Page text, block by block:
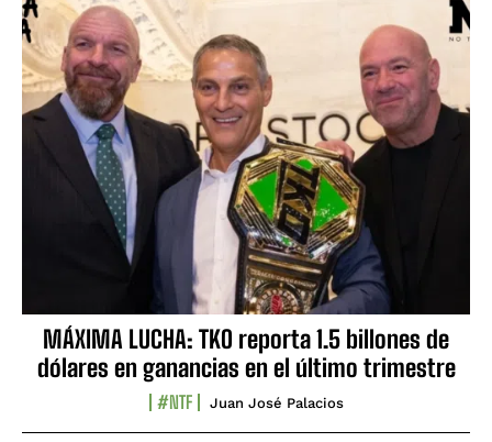
MÁXIMA LUCHA: TKO reporta 1.5 billones de
dólares en ganancias en el último trimestre
#NTF Juan José Palacios